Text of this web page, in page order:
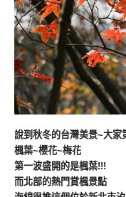
說到秋冬的台灣美景~大
楓葉~櫻花~梅花
第一波盛開的是楓葉!!!
而北部的熱門賞楓景點